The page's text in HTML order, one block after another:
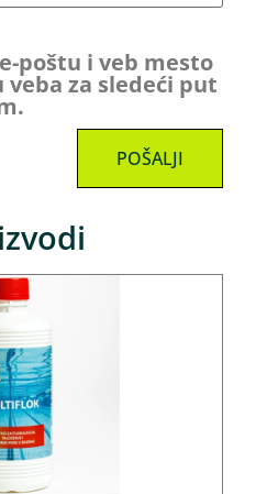
poštu i veb mesto
za sledeći put